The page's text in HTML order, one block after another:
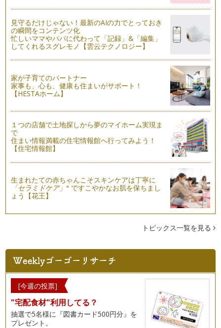
見守るだけじゃない！最新のAIの力でとっておき
の瞬間をコンテンツ化
忙しいママやパパに代わって「記録」&「編集」
してくれるスグレモノ【雲云テクノロジー】
家が子育てのパートナー
家事も、心も、健康も住まいがサポート！
【HESTAホーム】
１つの店舗で土地探しから夢のマイホーム実現ま
で
住まい情報満載の住宅情報館へ行ってみよう！
【住宅情報館】
生まれたての赤ちゃんこそスキンケアは丁寧に
「セラミドケア」※ ですこやかなお肌を保ちまし
ょう【花王】
トピックス一覧を見る
[今週の投票]
"宅配食材"利用してる？
抽選で5名様に『図書カード500円分』を
プレゼント。